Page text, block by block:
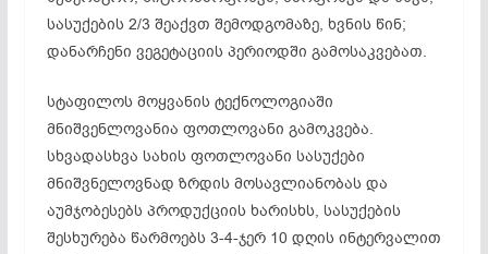
სასუქების 2/3 შეაქვთ შემოდგომაზე, ხვნის წინ;
დანარჩენი ვეგეტაციის პერიოდში გამოსაკვებათ.
სტაფილოს მოყვანის ტექნოლოგიაში
მნიშვენლოვანია ფოთლოვანი გამოკვება.
სხვადასხვა სახის ფოთლოვანი სასუქები
მნიშვნელოვნად ზრდის მოსავლიანობას და
აუმჯობესებს პროდუქციის ხარისხს, სასუქების
შესხურება წარმოებს 3-4-ჯერ 10 დღის ინტერვალით